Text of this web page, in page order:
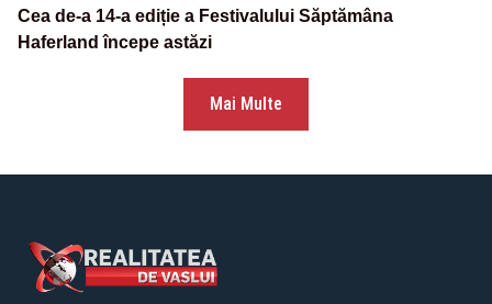
Cea de-a 14-a ediție a Festivalului Săptămâna
Haferland începe astăzi
Mai Multe